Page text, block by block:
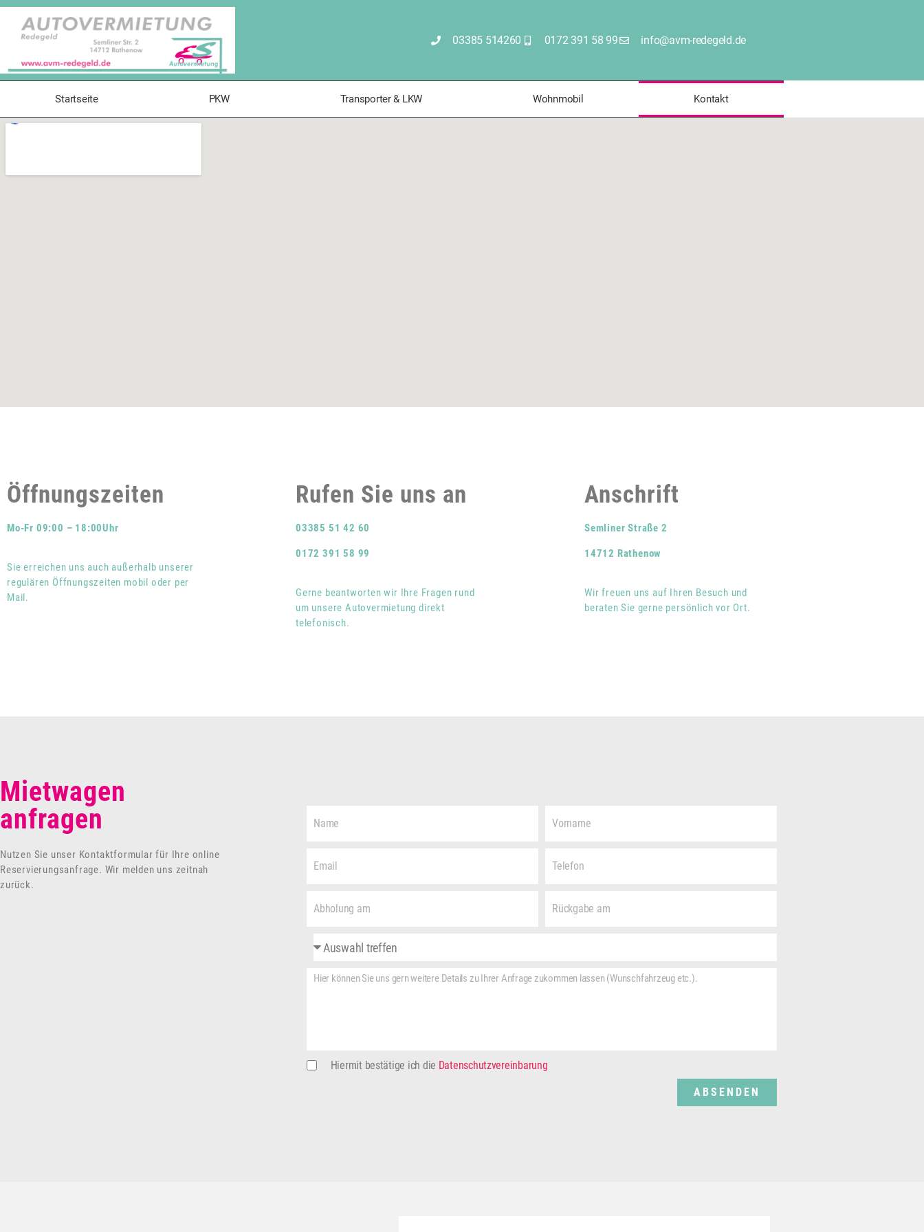
03385 514260 0172 391 58 99 info@avm-redegeld.de
Startseite PKW Transporter & LKW Wohnmobil Kontakt
Öffnungszeiten
Mo-Fr 09:00 – 18:00Uhr
Sie erreichen uns auch außerhalb unserer
regulären Öffnungszeiten mobil oder per
Mail.
Rufen Sie uns an
03385 51 42 60
0172 391 58 99
Gerne beantworten wir Ihre Fragen rund
um unsere Autovermietung direkt
telefonisch.
Anschrift
Semliner Straße 2
14712 Rathenow
Wir freuen uns auf Ihren Besuch und
beraten Sie gerne persönlich vor Ort.
Mietwagen
anfragen
Nutzen Sie unser Kontaktformular für Ihre online
Reservierungsanfrage. Wir melden uns zeitnah
zurück.
Hiermit bestätige ich die Datenschutzvereinbarung
ABSENDEN